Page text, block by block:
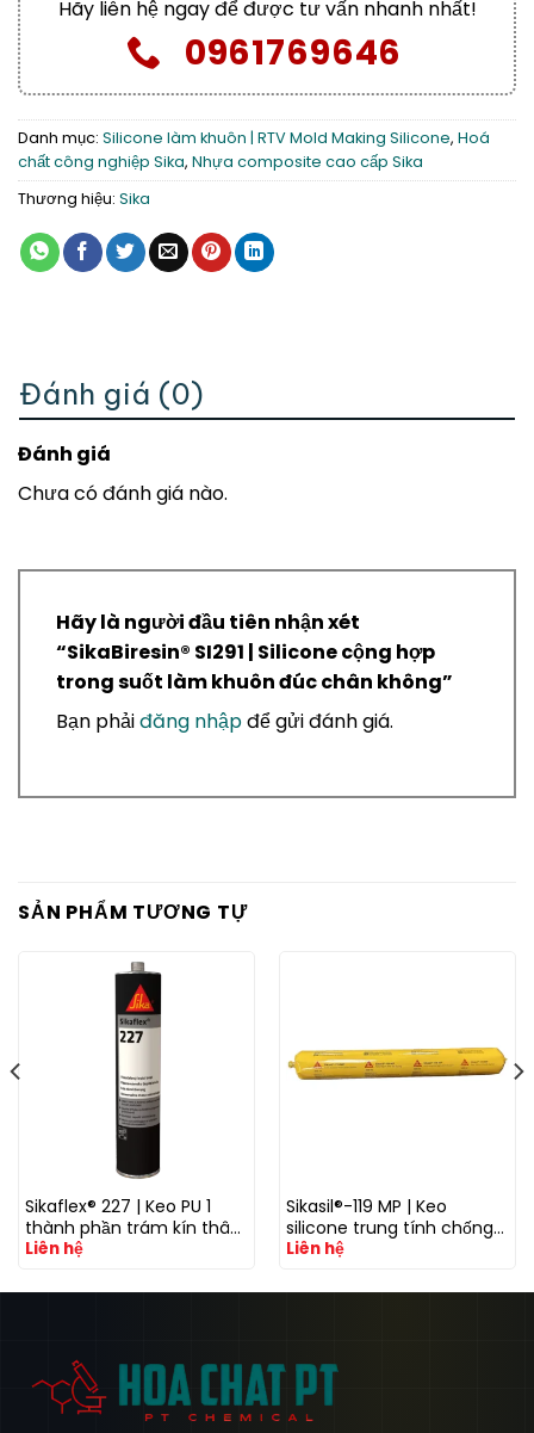
Hãy liên hệ ngay để được tư vấn nhanh nhất!
0961769646
Danh mục: Silicone làm khuôn | RTV Mold Making Silicone, Hoá
chất công nghiệp Sika, Nhựa composite cao cấp Sika
Thương hiệu: Sika
Đánh giá (0)
Đánh giá
Chưa có đánh giá nào.
Hãy là người đầu tiên nhận xét
“SikaBiresin® SI291 | Silicone cộng hợp
trong suốt làm khuôn đúc chân không”
Bạn phảiđăng nhậpđể gửi đánh giá.
SẢN PHẨM TƯƠNG TỰ
Sikaflex® 227 | Keo PU 1
thành phần trám kín thân
xe
Liên hệ
Sikasil®-119 MP | Keo
silicone trung tính chống
thấm và trám khe đa
xây dựng
Liên hệ